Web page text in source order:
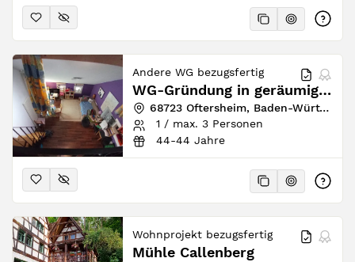
Andere WG bezugsfertig
WG-Gründung in geräumiger Maisonette Wohnung nahe Heidelberg
68723 Oftersheim, Baden-Württemberg, Deutschland
1 / max. 3 Personen
44-44 Jahre
Wohnprojekt bezugsfertig
Mühle Callenberg